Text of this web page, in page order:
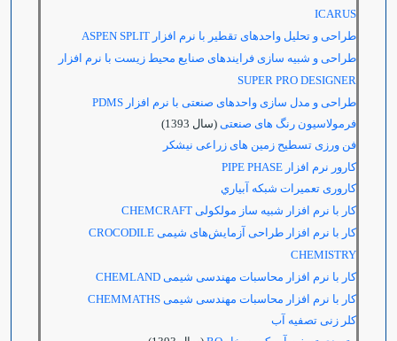
ICARUS
طراحی و تحلیل واحدهای تقطیر با نرم افزار ASPEN SPLIT
طراحی و شبیه سازی فرایندهای صنایع محیط زیست با نرم افزار
SUPER PRO DESIGNER
طراحی و مدل سازی واحدهای صنعتی با نرم افزار PDMS
فرمولاسیون رنگ های صنعتی (سال 1393)
فن ورزی تسطیح زمین های زراعی نیشکر
كارور نرم افزار PIPE PHASE
كاروری تعميرات شبكه آبياري
کار با نرم افزار شبیه ساز مولکولی CHEMCRAFT
کار با نرم افزار طراحی آزمایش‌های شیمی CROCODILE
CHEMISTRY
کار با نرم افزار محاسبات مهندسی شیمی CHEMLAND
کار با نرم افزار محاسبات مهندسی شیمی CHEMMATHS
کلر زنی تصفیه آب